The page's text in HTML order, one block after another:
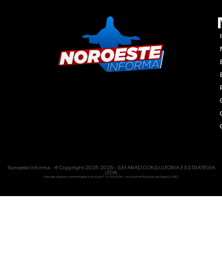
Noroeste Informa - © Copyright 2023-2025 - SEFARAD CONSULTORIA E ESTRATÉGIA
LTDA
Este site está em conformidade com a Lei nº 13.709/2018 - Lei Geral de Proteção de Dados (LGPD)